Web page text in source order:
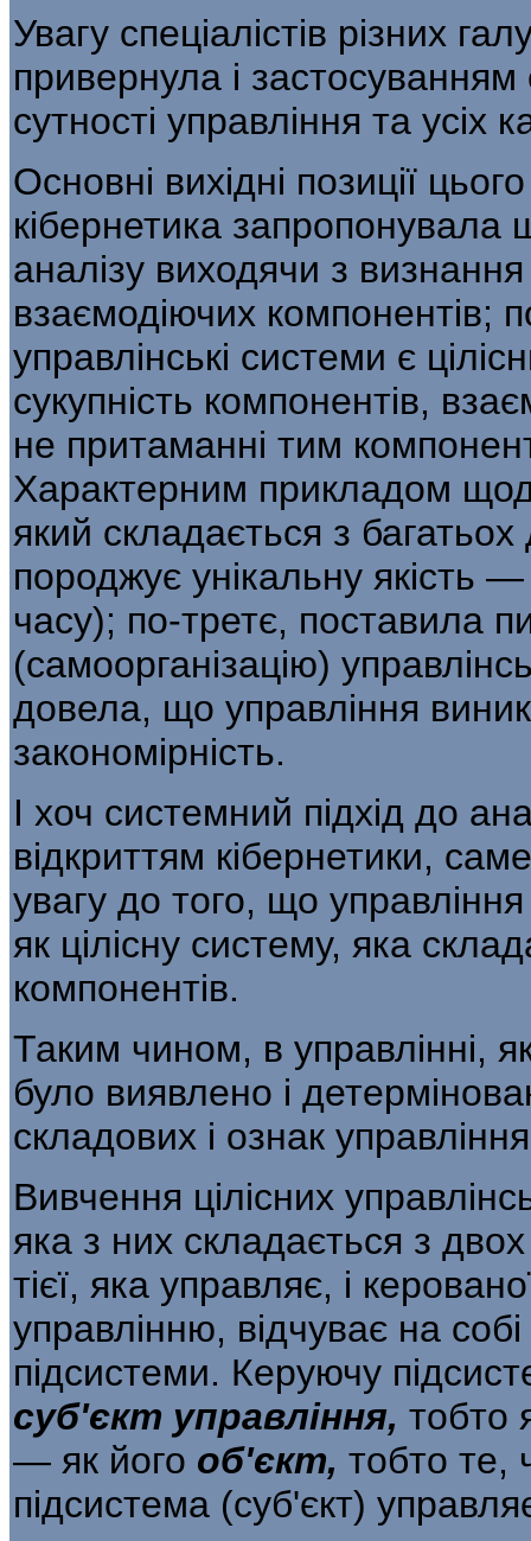
Увагу спеціалістів різних
привернула і
сутності управління та усіх
Основні вихідні позиції
кібернетика за­пропонувала
аналізу виходячи з
взаємодіючих компонентів;
управлінські системи є
сукупність компонентів,
не прита­манні тим
Характерним прикла­дом
який складається з багатьох
породжує унікальну якість —
часу); по-третє, поставила
(самоор­ганізацію)
довела, що управління
закономірність.
І хоч системний підхід до
відкриттям кі­бернетики,
увагу до того, що
як цілісну систему, яка
компонентів.
Таким чином, в управлінні,
було виявлено і
складових і ознак
Вивчення цілісних
яка з них складається з
тієї, яка управляє, і
управлінню, відчуває на
підсистеми. Керуючу
суб'єкт управління, тобто
— як його об'єкт, тобто те,
підсистема (суб'єкт)